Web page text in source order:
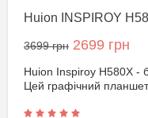
Huion INSPIROY
3699 грн 2699 грн
Huion Inspiroy H580X -
Цей графічний